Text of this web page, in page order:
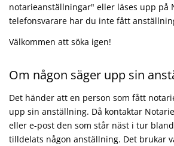
notarieanställningar" eller läses upp på
telefonsvarare har du inte fått
Välkommen att söka igen!
Om någon säger upp sin
Det händer att en person som fått
upp sin anställning. Då kontaktar
eller e-post den som står näst i tur
tilldelats någon anställning. Det brukar